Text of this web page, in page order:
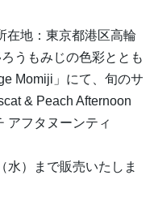
在地：東京都港区高輪
うもみじの色彩ととも
Momiji」にて、旬のサ
& Peach Afternoon
アフタヌーンティ
水）まで販売いたしま